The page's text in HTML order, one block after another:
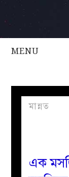
MENU
সকল
প্রবন্ধ
মান্নত
এক